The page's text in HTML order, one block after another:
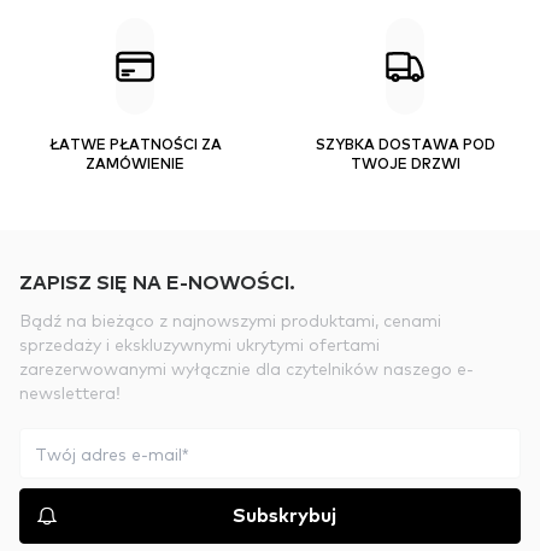
ŁATWE PŁATNOŚCI ZA
ZAMÓWIENIE
SZYBKA DOSTAWA POD
TWOJE DRZWI
ZAPISZ SIĘ NA E-NOWOŚCI.
Bądź na bieżąco z najnowszymi produktami, cenami
sprzedaży i ekskluzywnymi ukrytymi ofertami
zarezerwowanymi wyłącznie dla czytelników naszego e-
newslettera!
Subskrybuj